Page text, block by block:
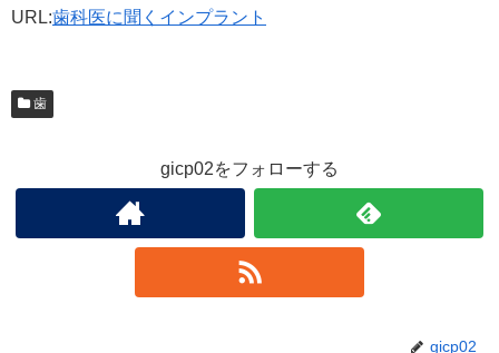
URL:歯科医に聞くインプラント
歯
gicp02をフォローする
gicp02